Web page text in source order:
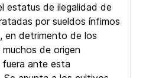
estatus de ilegalidad de
por sueldos ínfimos
en detrimento de los
de origen
fuera ante esta